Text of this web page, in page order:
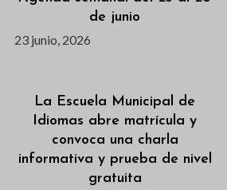
de junio
23 junio, 2026
La Escuela Municipal de
Idiomas abre matrícula y
convoca una charla
informativa y prueba de nivel
gratuita